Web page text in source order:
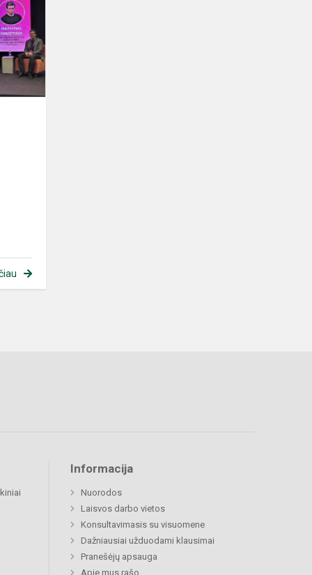
Informacija
Nuorodos
Laisvos darbo vietos
Konsultavimasis su visuomene
Dažniausiai užduodami klausimai
Pranešėjų apsauga
Apie mus rašo